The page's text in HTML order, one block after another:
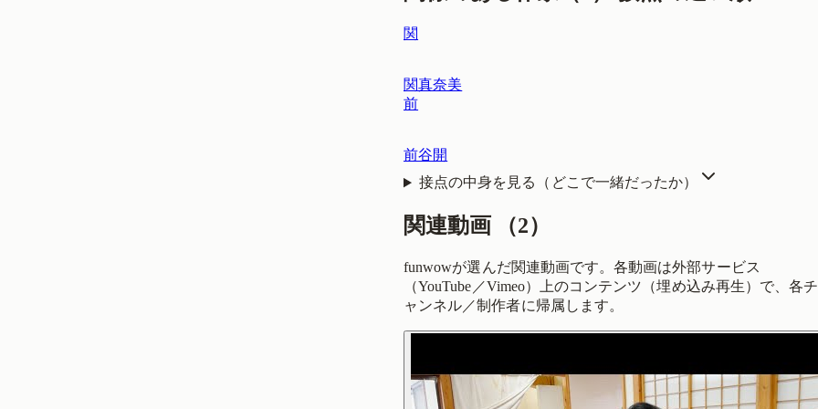
関
関真奈美
前
前谷開
接点の中身を見る（どこで一緒だったか）
関連動画 （2）
funwowが選んだ関連動画です。各動画は外部サービス
（YouTube／Vimeo）上のコンテンツ（埋め込み再生）で、各チ
ャンネル／制作者に帰属します。